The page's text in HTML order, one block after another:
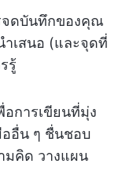
จดบันทึกของคุณ
เสนอ (และจุดที่
รู้
การเขียนที่มุ่ง
ออื่น ๆ ชื่นชอบ
คิด วางแผน